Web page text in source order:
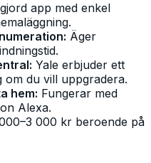
app med enkel
Äger
Yale erbjuder ett
du vill uppgradera.
hem: Fungerar med
Alexa.
000 kr beroende på